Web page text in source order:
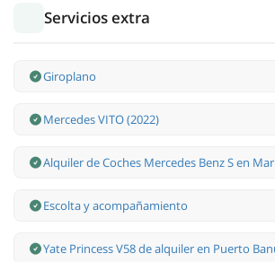
Servicios extra
Giroplano
Mercedes VITO (2022)
Alquiler de Coches Mercedes Benz S en
Escolta y acompañamiento
Yate Princess V58 de alquiler en Puerto